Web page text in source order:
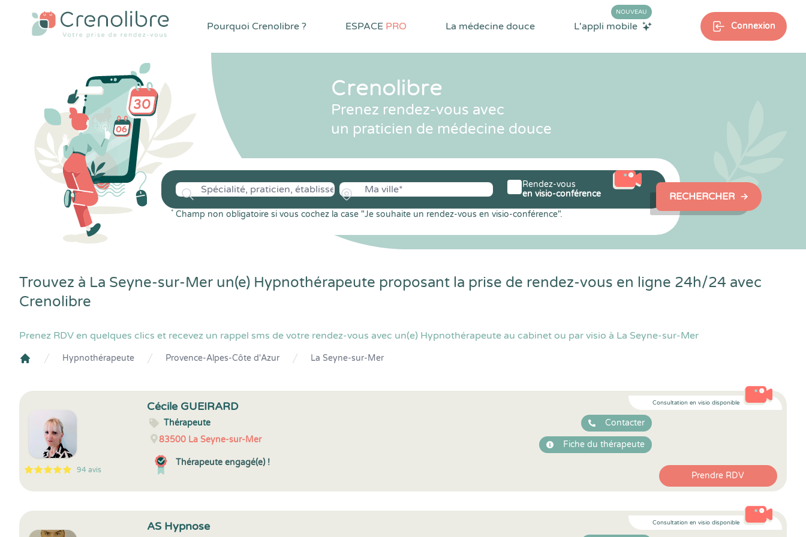
Pourquoi Crenolibre ? ESPACE PRO La médecine douce L'appli mobile
NOUVEAU
Connexion
Crenolibre
Prenez rendez-vous avec
un praticien de médecine douce
* Champ non obligatoire si vous cochez la case "Je souhaite un rendez-vous en visio-conférence".
Rendez-vous
en visio-conférence
RECHERCHER
Trouvez à La Seyne-sur-Mer un(e) Hypnothérapeute proposant la prise de rendez-vous en ligne 24h/24 avec
Crenolibre
Prenez RDV en quelques clics et recevez un rappel sms de votre rendez-vous avec un(e) Hypnothérapeute au cabinet ou par visio à La Seyne-sur-Mer
Hypnothérapeute Provence-Alpes-Côte d'Azur La Seyne-sur-Mer
Consultation en visio disponible
5
1
5
94 94 avis
Cécile GUEIRARD
Thérapeute
83500 La Seyne-sur-Mer
Thérapeute engagé(e) !
Contacter
Fiche du thérapeute
Prendre RDV
Consultation en visio disponible
AS Hypnose